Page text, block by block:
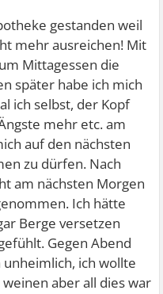
gestanden weil
mehr ausreichen! Mit
Mittagessen die
später habe ich mich
ich selbst, der Kopf
mehr etc. am
auf den nächsten
zu dürfen. Nach
am nächsten Morgen
Ich hätte
Berge versetzen
Gegen Abend
ich wollte
aber all dies war